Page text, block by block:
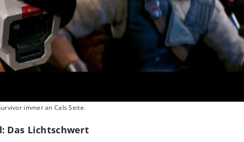
immer an Cals Seite.
Das Lichtschwert